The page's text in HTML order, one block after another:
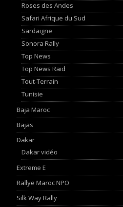
Roses des Andes
Safari Afrique du Sud
Sardaigne
Sonora Rally
Top News
Top News Raid
Tout-Terrain
Tunisie
Baja Maroc
Bajas
Dakar
Dakar vidéo
Extreme E
Rallye Maroc NPO
Silk Way Rally